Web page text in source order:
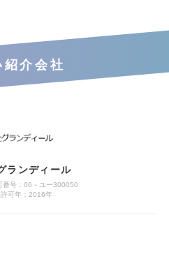
紹介会社
ランディール
番号：06－ユー300050
可年：2016年